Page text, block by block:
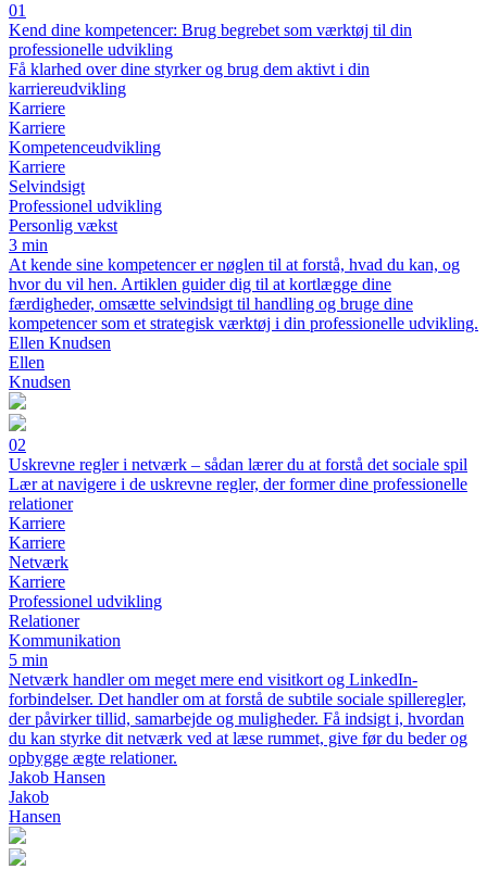
01
Kend dine kompetencer: Brug begrebet som værktøj til din
professionelle udvikling
Få klarhed over dine styrker og brug dem aktivt i din
karriereudvikling
Karriere
Karriere
Kompetenceudvikling
Karriere
Selvindsigt
Professionel udvikling
Personlig vækst
3 min
At kende sine kompetencer er nøglen til at forstå, hvad du kan, og
hvor du vil hen. Artiklen guider dig til at kortlægge dine
færdigheder, omsætte selvindsigt til handling og bruge dine
kompetencer som et strategisk værktøj i din professionelle udvikling.
Ellen Knudsen
Ellen
Knudsen
02
Uskrevne regler i netværk – sådan lærer du at forstå det sociale spil
Lær at navigere i de uskrevne regler, der former dine professionelle
relationer
Karriere
Karriere
Netværk
Karriere
Professionel udvikling
Relationer
Kommunikation
5 min
Netværk handler om meget mere end visitkort og LinkedIn-
forbindelser. Det handler om at forstå de subtile sociale spilleregler,
der påvirker tillid, samarbejde og muligheder. Få indsigt i, hvordan
du kan styrke dit netværk ved at læse rummet, give før du beder og
opbygge ægte relationer.
Jakob Hansen
Jakob
Hansen